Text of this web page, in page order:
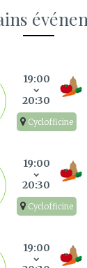
19:00
20:30
Cyclofficine
19:00
20:30
Cyclofficine
19:00